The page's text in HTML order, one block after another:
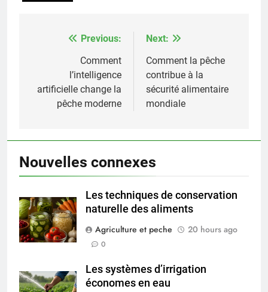
navigation
Previous:
Comment
l’intelligence
artificielle change la
pêche moderne
Next:
Comment la pêche
contribue à la
sécurité alimentaire
mondiale
Nouvelles connexes
Les techniques de conservation
naturelle des aliments
Agriculture et peche
20 hours ago
0
Les systèmes d’irrigation
économes en eau